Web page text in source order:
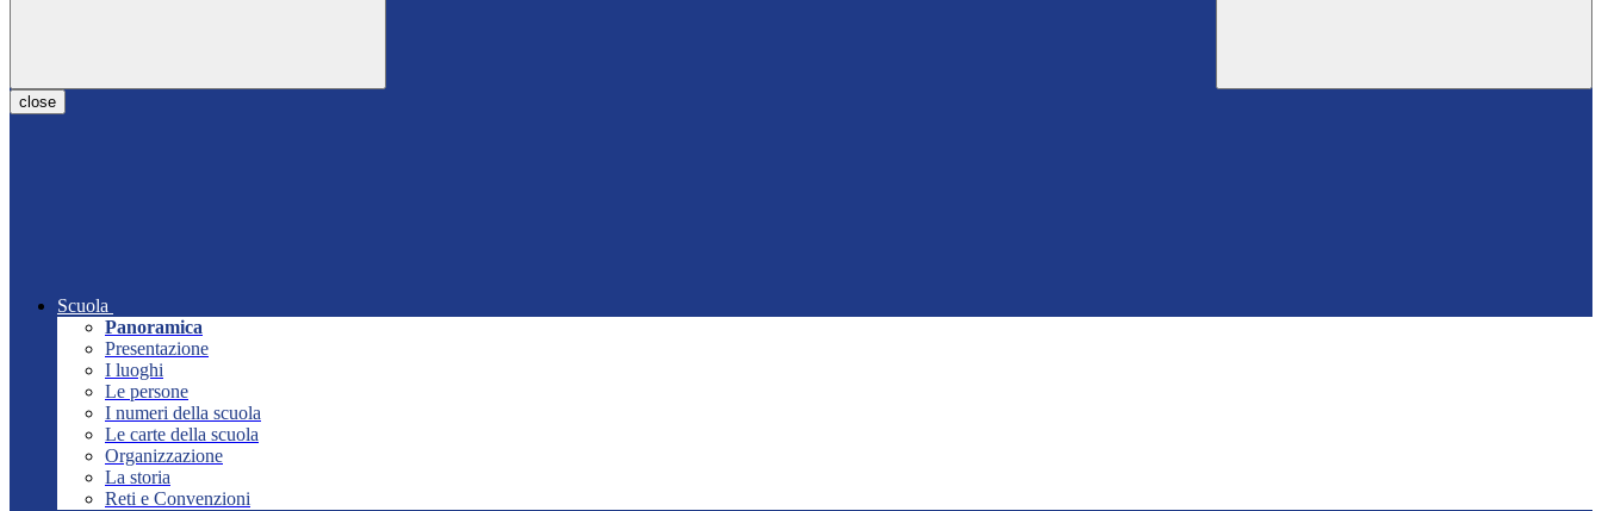
close
Scuola
Panoramica
Presentazione
I luoghi
Le persone
I numeri della scuola
Le carte della scuola
Organizzazione
La storia
Reti e Convenzioni